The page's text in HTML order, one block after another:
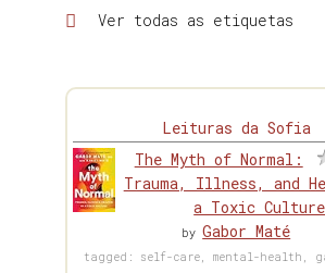
Ver todas as etiquetas
Leituras da Sofia
The Myth of Normal:
Trauma, Illness, and
a Toxic Culture
byGabor Maté
tagged: self-care, mental-health,